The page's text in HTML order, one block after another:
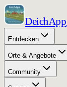
DeichApp
Entdecken
Orte & Angebote
Community